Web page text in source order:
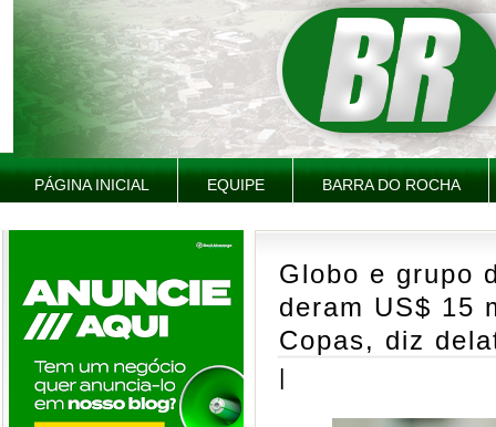
PÁGINA INICIAL EQUIPE BARRA DO ROCHA
Globo e grupo
deram US$ 15
Copas, diz
|